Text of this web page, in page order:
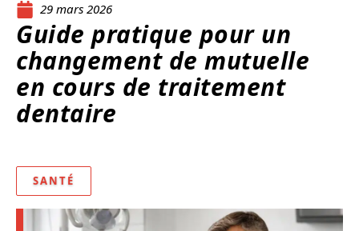
29 mars 2026
Guide pratique pour un
changement de mutuelle
en cours de traitement
dentaire
SANTÉ